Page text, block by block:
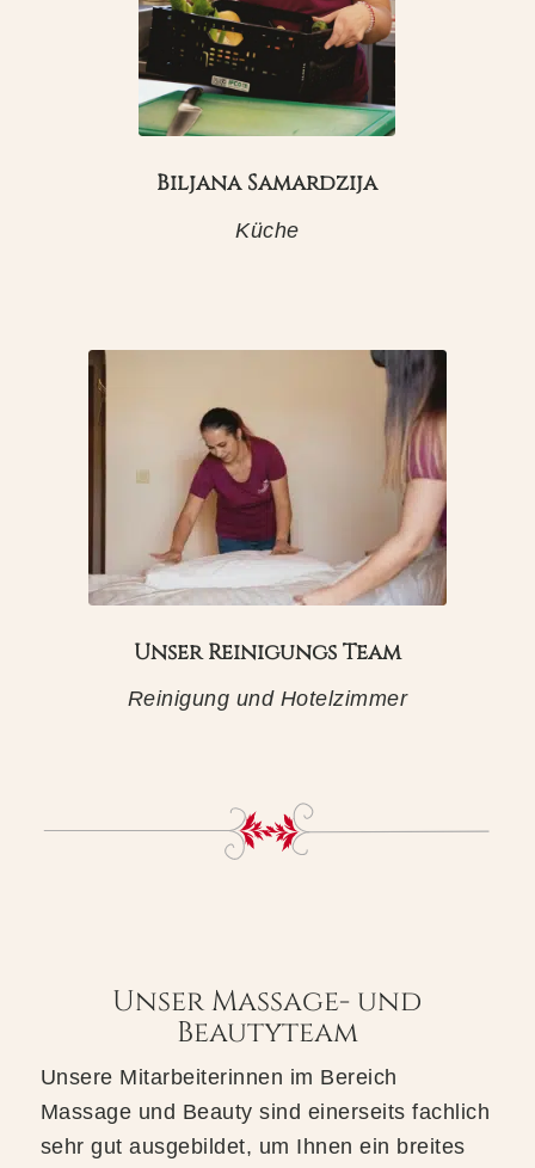
Biljana Samardzija
Küche
Unser Reinigungs Team
Reinigung und Hotelzimmer
Unser Massage- und
Beautyteam
Unsere Mitarbeiterinnen im Bereich
Massage und Beauty sind einerseits fachlich
sehr gut ausgebildet, um Ihnen ein breites